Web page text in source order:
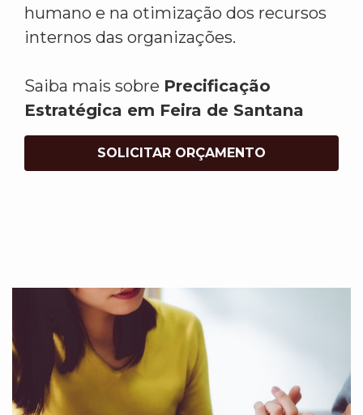
humano e na otimização dos recursos
internos das organizações.
Saiba mais sobre Precificação
Estratégica em Feira de Santana
SOLICITAR ORÇAMENTO